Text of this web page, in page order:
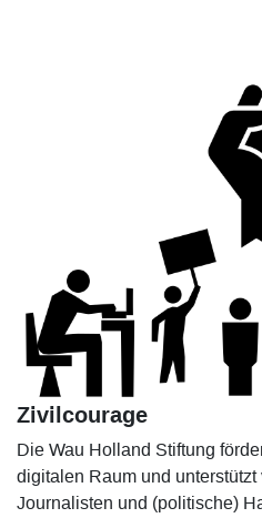
Zivilcourage
Die Wau Holland Stiftung
digitalen Raum und
Journalisten und (politische)